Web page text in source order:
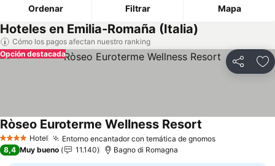
Ordenar Filtrar Mapa
Hoteles en Emilia-Romaña (Italia)
Cómo los pagos afectan nuestro ranking
Compartir
Opción destacada
4 EstrellasHotel Entorno encantador con temática de gnomosVer precios
Ròseo Euroterme Wellness Resort
8,4 Muy bueno 11.140 Bagno di Romagna